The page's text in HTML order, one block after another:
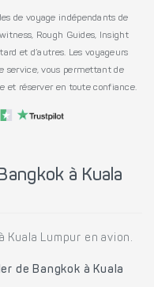
de voyage indépendants de
Rough Guides, Insight
et d’autres. Les voyageurs
service, vous permettant de
et réserver en toute confiance.
à Kuala
Kuala Lumpur en avion.
de Bangkok à Kuala